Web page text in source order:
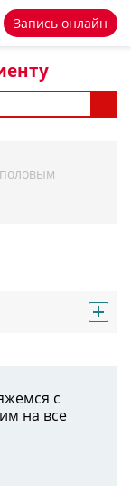
Запись онлайн
с
на все